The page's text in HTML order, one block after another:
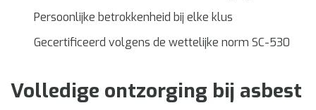
Persoonlijke betrokkenheid bij elke klus
Gecertificeerd volgens de wettelijke norm SC-530
Volledige ontzorging bij asbest